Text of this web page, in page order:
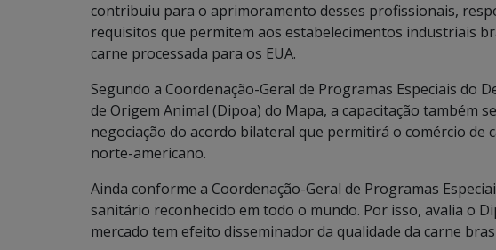
contribuiu para o aprimoramento desses profissionais,
requisitos que permitem aos estabelecimentos industriais
carne processada para os EUA.
Segundo a Coordenação-Geral de Programas Especiais do
de Origem Animal (Dipoa) do Mapa, a capacitação também
negociação do acordo bilateral que permitirá o comércio de
norte-americano.
Ainda conforme a Coordenação-Geral de Programas
sanitário reconhecido em todo o mundo. Por isso, avalia o
mercado tem efeito disseminador da qualidade da carne